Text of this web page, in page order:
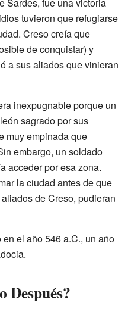
tuvieron que refugiarse
Creso creía que
de conquistar) y
a sus aliados que vinieran
inexpugnable porque un
sagrado por sus
muy empinada que
embargo, un soldado
acceder por esa zona.
la ciudad antes de que
de Creso, pudieran
el año 546 a.C., un año
Después?